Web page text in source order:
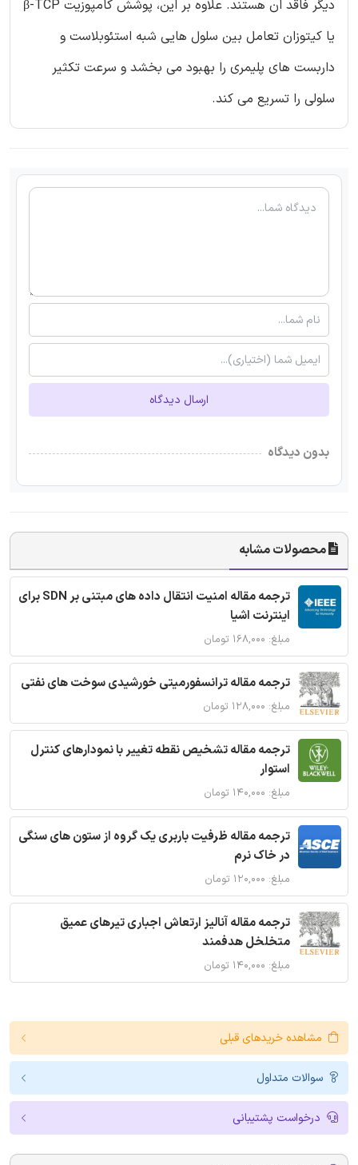
دیگر فاقد ان هستند. علاوه بر این، پوشش کامپوزیت β-TCP
یا کیتوزان تعامل بین سلول هایی شبه استئوبلاست و
داربست های پلیمری را بهبود می بخشد و سرعت تکثیر
سلولی را تسریع می کند.
ارسال دیدگاه
بدون دیدگاه
محصولات مشابه
ترجمه مقاله امنیت انتقال داده های مبتنی بر SDN برای
اینترنت اشیا
مبلغ: ۱۶۸,۰۰۰ تومان
ترجمه مقاله ترانسفورمیتی خورشیدی سوخت های نفتی
مبلغ: ۱۲۸,۰۰۰ تومان
ترجمه مقاله تشخیص نقطه تغییر با نمودارهای کنترل
استوار
مبلغ: ۱۴۰,۰۰۰ تومان
ترجمه مقاله ظرفیت باربری یک گروه از ستون های سنگی
در خاک نرم
مبلغ: ۱۲۰,۰۰۰ تومان
ترجمه مقاله آنالیز ارتعاش اجباری تیرهای عمیق
متخلخل هدفمند
مبلغ: ۱۴۰,۰۰۰ تومان
مشاهده خریدهای قبلی
سوالات متداول
درخواست پشتیبانی